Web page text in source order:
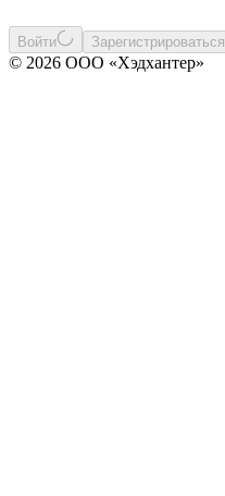
Войти Зарегистрироваться
© 2026 ООО «Хэдхантер»